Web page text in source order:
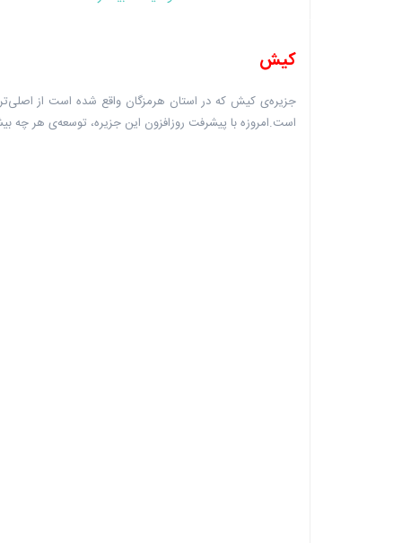
کیش
جزیره‌ی کیش که در استان هرمزگان واقع شده است از
است.امروزه با پیشرفت روزافزون این جزیره، توسعه‌ی هر چه